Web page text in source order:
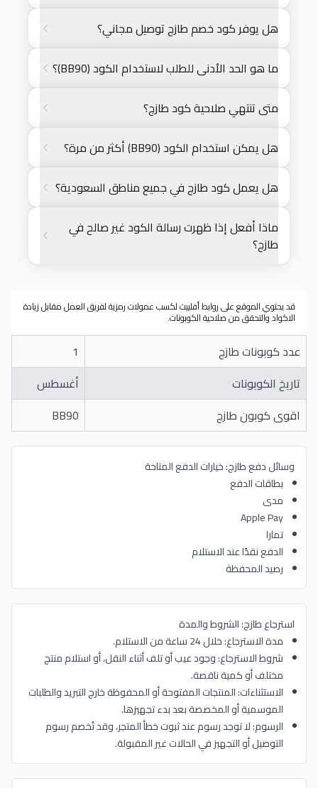
هل يوفر كود خصم طازج توصيل مجاني؟
ما هو الحد الأدنى للطلب لاستخدام الكود (BB90)؟
متى تنتهي صلاحية كود طازج؟
هل يمكن استخدام الكود (BB90) أكثر من مرة؟
هل يعمل كود طازج في جميع مناطق السعودية؟
ماذا أفعل إذا ظهرت رسالة الكود غير صالح في
طازج؟
قد يحتوي الموقع على روابط أفلييت لكسب عمولات رمزية لفريق العمل مقابل زيادة
الاكواد والتحقق من صلاحية الكوبونات.
عدد كوبونات طازج
1
تاريخ الكوبونات
أغسطس
اقوى كوبون طازج
BB90
وسائل دفع طازج: خيارات الدفع المتاحة
بطاقات الدفع
مدى
Apple Pay
تمارا
الدفع نقدًا عند الاستلام
رصيد المحفظة
استرجاع طازج: الشروط والمدة
مدة الاسترجاع: خلال 24 ساعة من الاستلام.
شروط الاسترجاع: وجود عيب أو تلف أثناء النقل، أو استلام منتج
مختلف أو كمية ناقصة.
الاستثناءات: المنتجات المفتوحة أو المحفوظة خارج التبريد والطلبات
الموسمية أو المخصصة بعد بدء تجهيزها.
الرسوم: لا توجد رسوم عند ثبوت خطأ المتجر، وقد تُخصم رسوم
التوصيل أو التجهيز في الحالات غير المقبولة.